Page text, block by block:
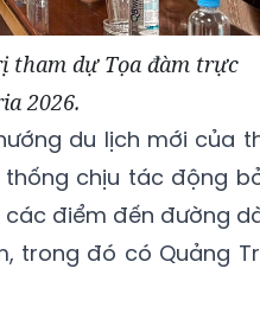
tham dự Tọa đàm trực
2026.
du lịch mới của
thống chịu tác động
các điểm đến đường
trong đó có Quảng